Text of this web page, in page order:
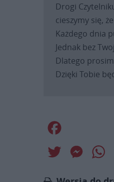
Drogi
cieszymy się,
Każdego dnia
Jednak bez
Dlatego
Dzięki Tobie
Twitter